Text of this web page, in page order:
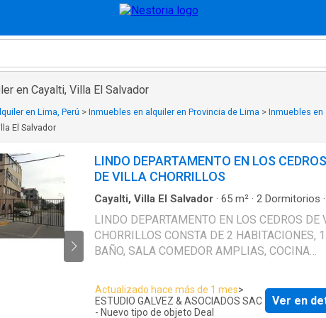
en Cayalti, Villa El Salvador
en Lima, Perú > Inmuebles en alquiler en Provincia de Lima > Inmuebles en
El Salvador
LINDO DEPARTAMENTO EN LOS CEDROS
DE VILLA CHORRILLOS
Cayalti, Villa El Salvador · 65 m² · 2 Dormitorios ·
LINDO DEPARTAMENTO EN LOS CEDROS DE
CHORRILLOS CONSTA DE 2 HABITACIONES, 1
BAÑO, SALA COMEDOR AMPLIAS, COCINA
MINIMARKET MASS DE LA AVENIDA SAN
LORENZO, CERCA AL COLEGIO TRILCE, UPC,
Actualizado hace más de 1 mes>
ESTUDIO GALVEZ & ASOCIADOS SAC
- Nuevo tipo de objeto Deal
Ver en